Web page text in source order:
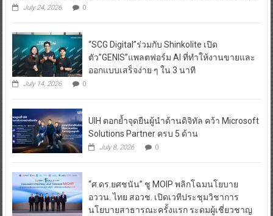
July 24, 2026 0
“SCG Digital”ร่วมกับ Shinkolite เปิด
ตัว”GENIS”แพลตฟอร์ม AI ที่ทำให้งานขายและ
ออกแบบเสร็จง่าย ๆ ใน 3 นาที
July 14, 2026 0
UIH ตอกย้ำจุดยืนผู้นำด้านดิจิทัล คว้า Microsoft
Solutions Partner ครบ 5 ด้าน
July 8, 2026 0
“ศ.ดร.ยศชนัน” ชู MOIP พลิกโฉมนโยบาย
อววน. ไทย สอวช. เปิดเวทีประชุมวิชาการ
นโยบายสาธารณะครั้งแรก ระดมผู้เชี่ยวชาญ